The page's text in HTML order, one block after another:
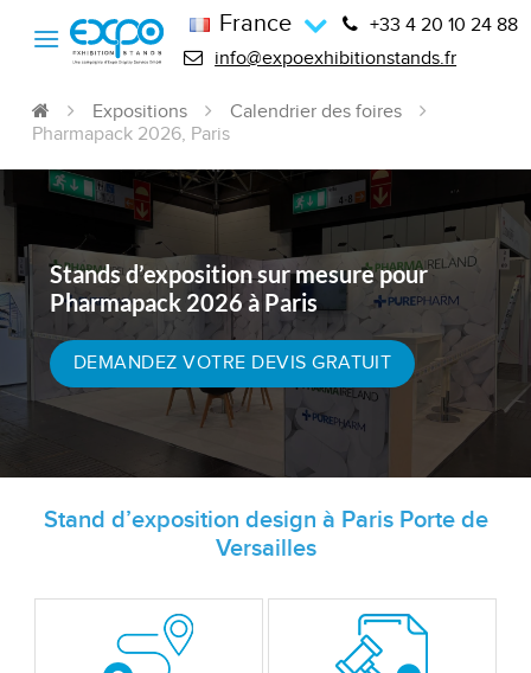
France
+33 4 20 10 24 88
info@expoexhibitionstands.fr
Expositions
Calendrier des foires
Pharmapack 2026, Paris
Stands d’exposition sur mesure pour
Pharmapack 2026 à Paris
DEMANDEZ VOTRE DEVIS GRATUIT
Stand d’exposition design à Paris Porte de
Versailles